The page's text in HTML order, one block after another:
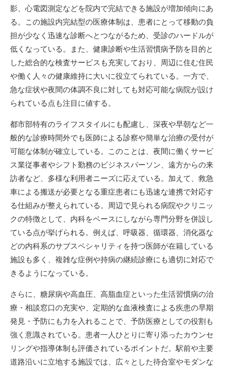
影、心電図測定などを院内で完結できる施設が増加傾向にあ
る。この施設内完結型の医療体制は、患者にとって移動の負
担が少なく迅速な診断へとつながるため、受診のハードルが
低くなっている。また、健康診断や生活習慣病予防を目的と
した総合的な検査サービスも充実しており、周辺に住む住民
や働く人々の健康維持に大いに役立てられている。一方で、
急な症状や夜間の体調不良に対しても対応可能な病院が設け
られている点も注目に値する。
都市部特有のライフスタイルにも配慮し、深夜や早朝など一
般的な診療時間外でも医師による診察や簡単な治療の受付が
可能な体制が確立している。このことは、夜間に働くサービ
ス業従事者やシフト勤務のビジネスパーソン、遠方からの来
訪者など、多様な利用者ニーズに応えている。加えて、救急
車による搬送が必要となる重症患者にも迅速な連携で対応す
る仕組みが整えられている。周辺で見られる病院やクリニッ
クの特徴として、内科をベースにしながら専門分野を併設し
ている点が挙げられる。例えば、呼吸器、循環器、消化器な
どの内科系のサブスペシャリティを持つ医師が在籍している
施設も多く、複雑な症例や持病の継続診療にも適切に対応で
きるようになっている。
さらに、糖尿病や高血圧、高脂血症といった生活習慣病の治
療・相談窓口の充実や、定期的な血液検査による疾患の早期
発見・予防にも力を入れることで、予防医療としての役割も
強く意識されている。患者一人ひとりに寄り添ったカウンセ
リングや指導体制も評価されているポイントだ。駅前や主要
道路沿いに立地する施設では、広々とした待合室やモダンな